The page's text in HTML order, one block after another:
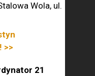
Wola, ul.
>>
21